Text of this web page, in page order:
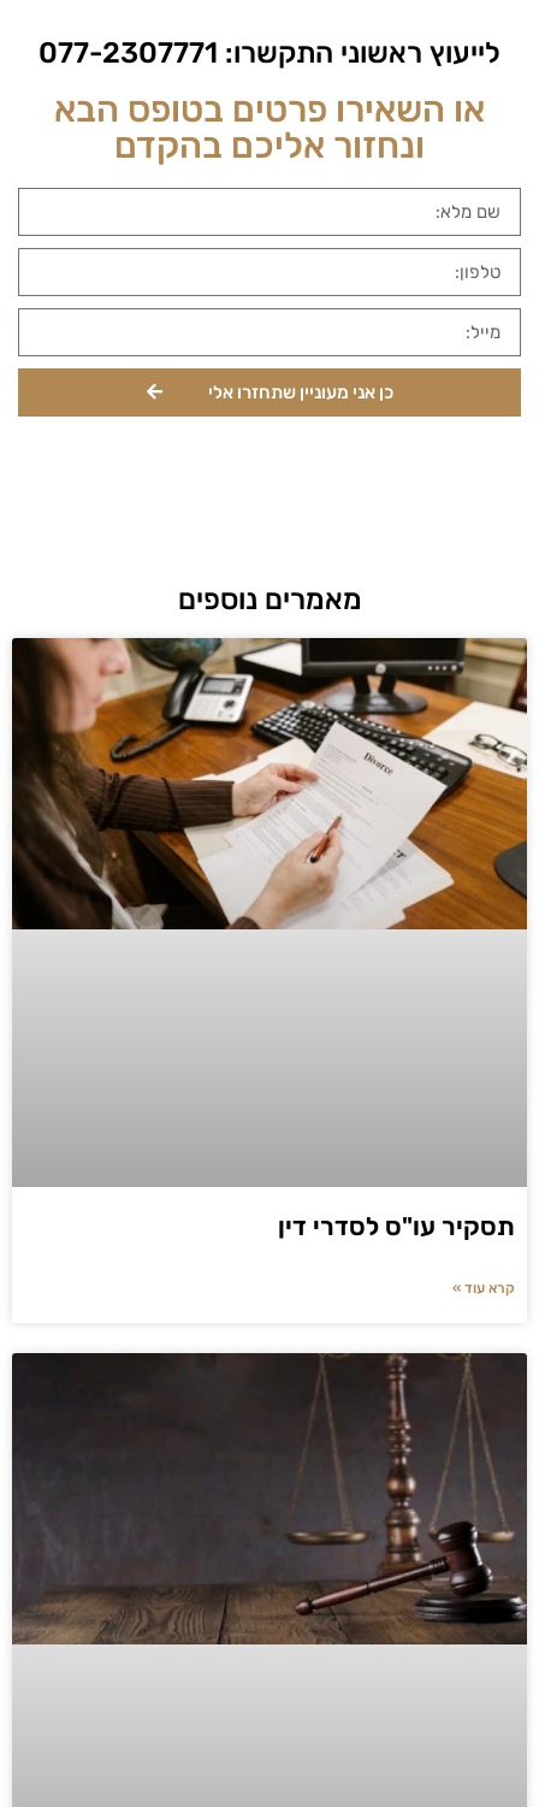
לייעוץ ראשוני התקשרו: 077-2307771
או השאירו פרטים בטופס הבא
ונחזור אליכם בהקדם
כן אני מעוניין שתחזרו אלי
מאמרים נוספים
תסקיר עו"ס לסדרי דין
קרא עוד »